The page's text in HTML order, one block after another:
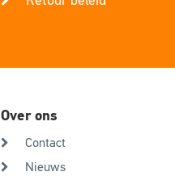
Over ons
Contact
Nieuws